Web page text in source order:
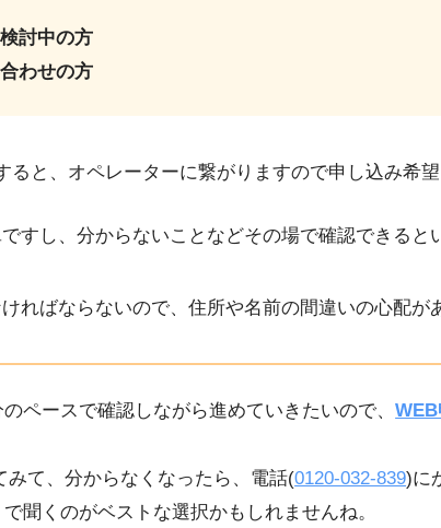
討中の方
わせの方
ると、オペレーターに繋がりますので申し込み希望
すし、分からないことなどその場で確認できると
ればならないので、住所や名前の間違いの心配が
ペースで確認しながら進めていきたいので、
みて、分からなくなったら、電話(0120-032-839)に
聞くのがベストな選択かもしれませんね。